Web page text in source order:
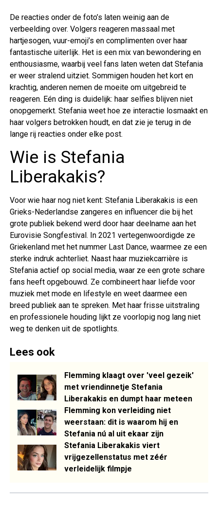
De reacties onder de foto’s laten weinig aan de
verbeelding over. Volgers reageren massaal met
hartjesogen, vuur-emoji’s en complimenten over haar
fantastische uiterlijk. Het is een mix van bewondering en
enthousiasme, waarbij veel fans laten weten dat Stefania
er weer stralend uitziet. Sommigen houden het kort en
krachtig, anderen nemen de moeite om uitgebreid te
reageren. Eén ding is duidelijk: haar selfies blijven niet
onopgemerkt. Stefania weet hoe ze interactie losmaakt en
haar volgers betrokken houdt, en dat zie je terug in de
lange rij reacties onder elke post.
Wie is Stefania
Liberakakis?
Voor wie haar nog niet kent: Stefania Liberakakis is een
Grieks-Nederlandse zangeres en influencer die bij het
grote publiek bekend werd door haar deelname aan het
Eurovisie Songfestival. In 2021 vertegenwoordigde ze
Griekenland met het nummer Last Dance, waarmee ze een
sterke indruk achterliet. Naast haar muziekcarrière is
Stefania actief op social media, waar ze een grote schare
fans heeft opgebouwd. Ze combineert haar liefde voor
muziek met mode en lifestyle en weet daarmee een
breed publiek aan te spreken. Met haar frisse uitstraling
en professionele houding lijkt ze voorlopig nog lang niet
weg te denken uit de spotlights.
Lees ook
Flemming klaagt over 'veel gezeik'
met vriendinnetje Stefania
Liberakakis en dumpt haar meteen
Flemming kon verleiding niet
weerstaan: dit is waarom hij en
Stefania nú al uit ekaar zijn
Stefania Liberakakis viert
vrijgezellenstatus met zéér
verleidelijk filmpje